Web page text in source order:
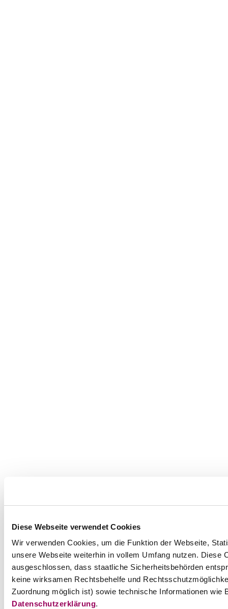
Diese Webseite verwendet Cookies
Wir verwenden Cookies, um die Funktion der Webseite,
unsere Webseite weiterhin in vollem Umfang nutzen.
ausgeschlossen, dass staatliche Sicherheitsbehörden
keine wirksamen Rechtsbehelfe und
Zuordnung möglich ist) sowie technische Informationen
Datenschutzerklärung.